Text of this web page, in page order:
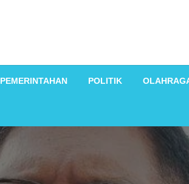
PEMERINTAHAN POLITIK